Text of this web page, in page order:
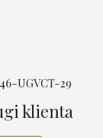
UGVCT-29
klienta